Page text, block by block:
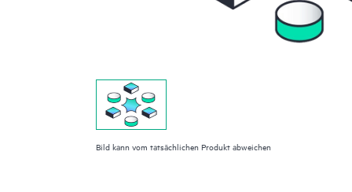
Bild kann vom tatsächlichen Produkt abweichen